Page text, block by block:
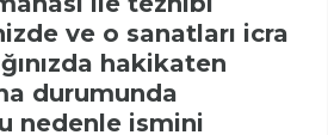
ve o sanatları icra
hakikaten
durumunda
nedenle ismini